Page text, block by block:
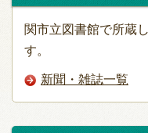
関市立図書館で所蔵
す。
新聞・雑誌一覧